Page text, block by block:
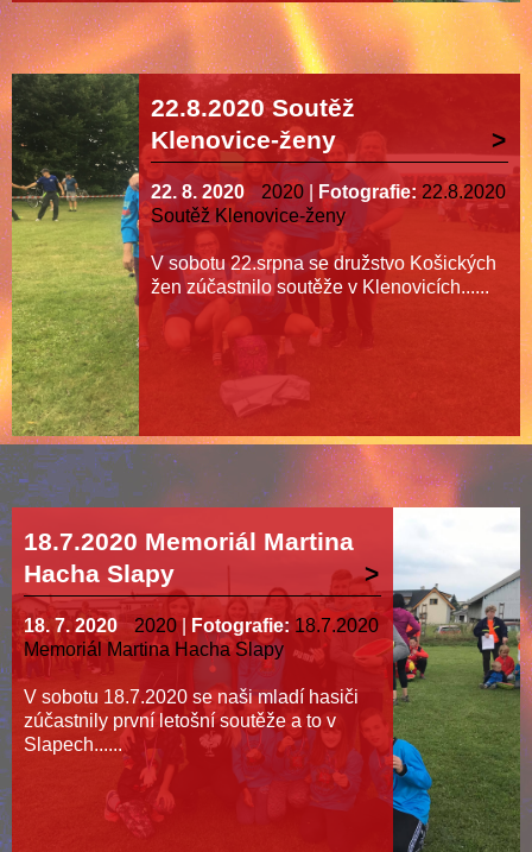
22.8.2020 Soutěž
Klenovice-ženy
22. 8. 2020 2020 Fotografie: 22.8.2020
Soutěž Klenovice-ženy
V sobotu 22.srpna se družstvo Košických
žen zúčastnilo soutěže v Klenovicích......
18.7.2020 Memoriál Martina
Hacha Slapy
18. 7. 2020 2020 Fotografie: 18.7.2020
Memoriál Martina Hacha Slapy
V sobotu 18.7.2020 se naši mladí hasiči
zúčastnily první letošní soutěže a to v
Slapech......